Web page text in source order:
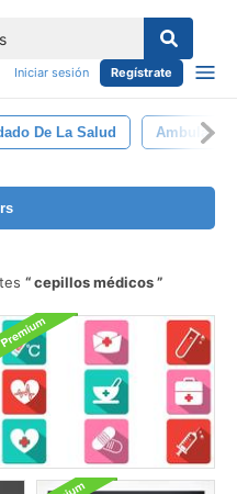
Iniciar sesión Regístrate
De La Salud Ambulancia
cepillos médicos